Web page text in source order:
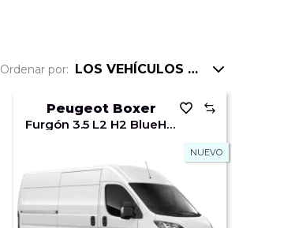
Ordenar por: LOS VEHÍCULOS MÁS VISTOS
Precio: mayor a menor
Km: mayor a menor
Km: menor a mayor
Peugeot Boxer
Furgón 3.5 L2 H2 BlueHDi 140 S&S 6v MAN
NUEVO